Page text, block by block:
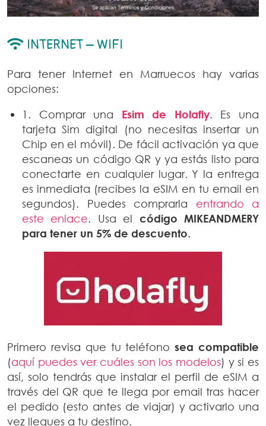
INTERNET – WIFI
Para tener Internet en Marruecos hay varias
opciones:
1. Comprar una Esim de Holafly. Es una
tarjeta Sim digital (no necesitas insertar un
Chip en el móvil). De fácil activación ya que
escaneas un código QR y ya estás listo para
conectarte en cualquier lugar. Y la entrega
es inmediata (recibes la eSIM en tu email en
segundos). Puedes comprarla entrando a
este enlace. Usa el código MIKEANDMERY
para tener un 5% de descuento.
Primero revisa que tu teléfonosea compatible
(aquí puedes ver cuáles son los modelos) y si es
así, solo tendrás que instalar el perfil de eSIM a
través del QR que te llega por email tras hacer
el pedido (esto antes de viajar) y activarlo una
vez llegues a tu destino.